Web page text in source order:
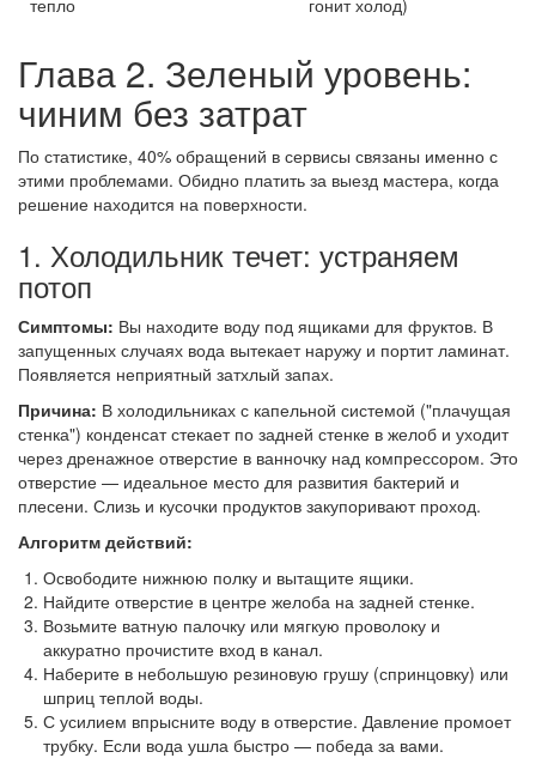
тепло гонит холод)
Глава 2. Зеленый уровень:
чиним без затрат
По статистике, 40% обращений в сервисы связаны именно с
этими проблемами. Обидно платить за выезд мастера, когда
решение находится на поверхности.
1. Холодильник течет: устраняем
потоп
Симптомы: Вы находите воду под ящиками для фруктов. В
запущенных случаях вода вытекает наружу и портит ламинат.
Появляется неприятный затхлый запах.
Причина: В холодильниках с капельной системой ("плачущая
стенка") конденсат стекает по задней стенке в желоб и уходит
через дренажное отверстие в ванночку над компрессором. Это
отверстие — идеальное место для развития бактерий и
плесени. Слизь и кусочки продуктов закупоривают проход.
Алгоритм действий:
Освободите нижнюю полку и вытащите ящики.
Найдите отверстие в центре желоба на задней стенке.
Возьмите ватную палочку или мягкую проволоку и
аккуратно прочистите вход в канал.
Наберите в небольшую резиновую грушу (спринцовку) или
шприц теплой воды.
С усилием впрысните воду в отверстие. Давление промоет
трубку. Если вода ушла быстро — победа за вами.